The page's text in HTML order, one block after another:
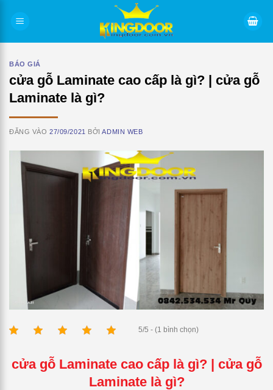
BÁO GIÁ
cửa gỗ Laminate cao cấp là gì? | cửa gỗ
Laminate là gì?
ĐĂNG VÀO27/09/2021 BỞIADMIN WEB
5/5 - (1 bình chọn)
cửa gỗ Laminate cao cấp là gì? | cửa gỗ
Laminate là gì?